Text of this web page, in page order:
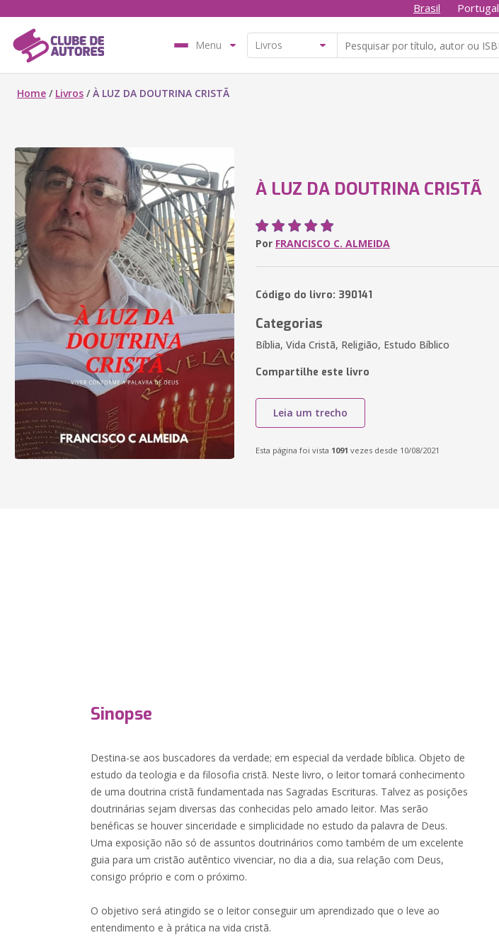
Brasil Portugal
Menu
Home / Livros /À LUZ DA DOUTRINA CRISTÃ
À LUZ DA DOUTRINA CRISTÃ
Por FRANCISCO C. ALMEIDA
Código do livro: 390141
Categorias
Bíblia, Vida Cristã, Religião, Estudo Bíblico
Compartilhe este livro
Leia um trecho
Esta página foi vista 1091 vezes desde 10/08/2021
Sinopse
Destina-se aos buscadores da verdade; em especial da verdade bíblica. Objeto de
estudo da teologia e da filosofia cristã. Neste livro, o leitor tomará conhecimento
de uma doutrina cristã fundamentada nas Sagradas Escrituras. Talvez as posições
doutrinárias sejam diversas das conhecidas pelo amado leitor. Mas serão
benéficas se houver sinceridade e simplicidade no estudo da palavra de Deus.
Uma exposição não só de assuntos doutrinários como também de um excelente
guia para um cristão autêntico vivenciar, no dia a dia, sua relação com Deus,
consigo próprio e com o próximo.
O objetivo será atingido se o leitor conseguir um aprendizado que o leve ao
entendimento e à prática na vida cristã.